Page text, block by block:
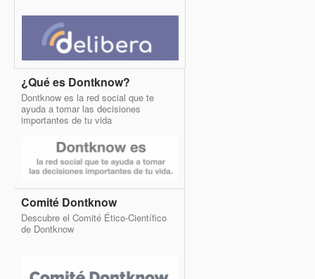
¿Qué es Dontknow?
Dontknow es la red social que te
ayuda a tomar las decisiones
importantes de tu vida
Comité Dontknow
Descubre el Comité Ético-Científico
de Dontknow